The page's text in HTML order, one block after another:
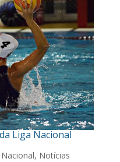
Liga Nacional
, Notícias